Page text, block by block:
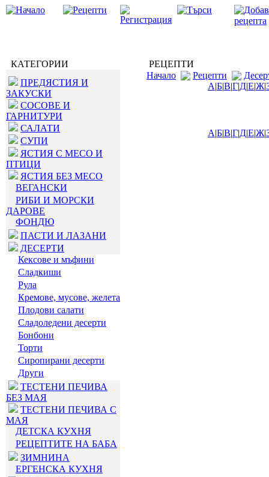
КАТЕГОРИИ
ПРЕДЯСТИЯ И
ЗАКУСКИ
СОСОВЕ И
ГАРНИТУРИ
САЛАТИ
СУПИ
ЯСТИЯ С МЕСО И
ПТИЦИ
ЯСТИЯ БЕЗ МЕСО
ВЕГАНСКИ
РИБИ И МОРСКИ
ДАРОВЕ
ФОНДЮ
ПАСТИ И ЛАЗАНИ
ДЕСЕРТИ
Кексове и мъфини
Сладкиши
Рула
Кремове, мусове, желета
Плодови салати
Сладоледени десерти
Бонбони
Торти
Сиропирани десерти
Други
ТЕСТЕНИ ПЕЧИВА
БЕЗ МАЯ
ТЕСТЕНИ ПЕЧИВА С
МАЯ
ДЕТСКА КУХНЯ
РЕЦЕПТИТЕ НА БАБА
ЗИМНИНА
ЕРГЕНСКА КУХНЯ
РЕЦЕПТИ
Начало
Рецепти
А|Б|В|Г|Д|Е|Ж|
А|Б|В|Г|Д|Е|Ж|